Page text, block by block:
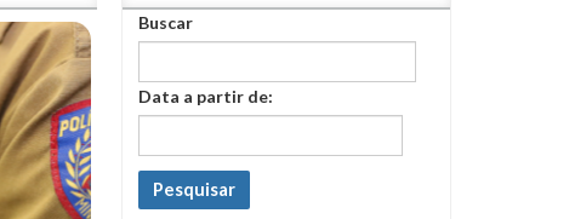
Buscar
Data a partir de:
Pesquisar